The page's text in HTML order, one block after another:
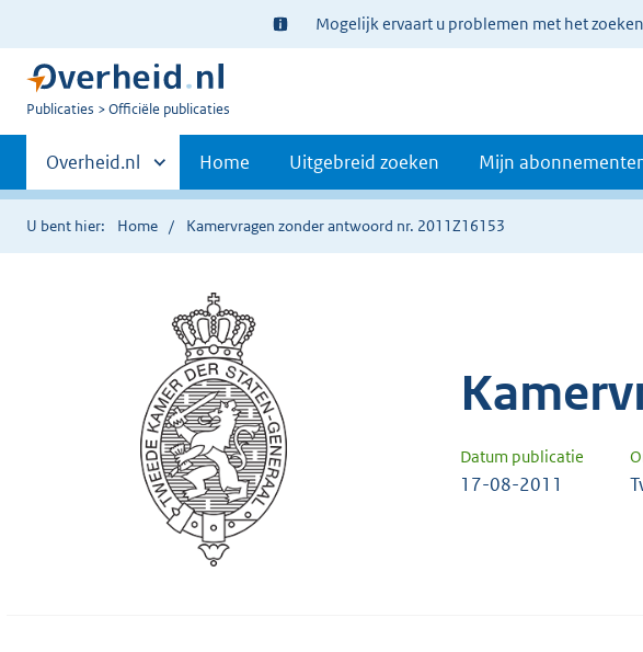
Ter
informatie:
Mogelijk ervaart u problemen met het
U
Publicaties Officiële publicaties
Primaire
navigatie
Andere
sites
binnen
Overheid.nl Home Uitgebreid zoeken Mijn
U bent hier: Home Kamervragen zonder antwoord nr. 2011Z16153
Datum publicatie
17-08-2011